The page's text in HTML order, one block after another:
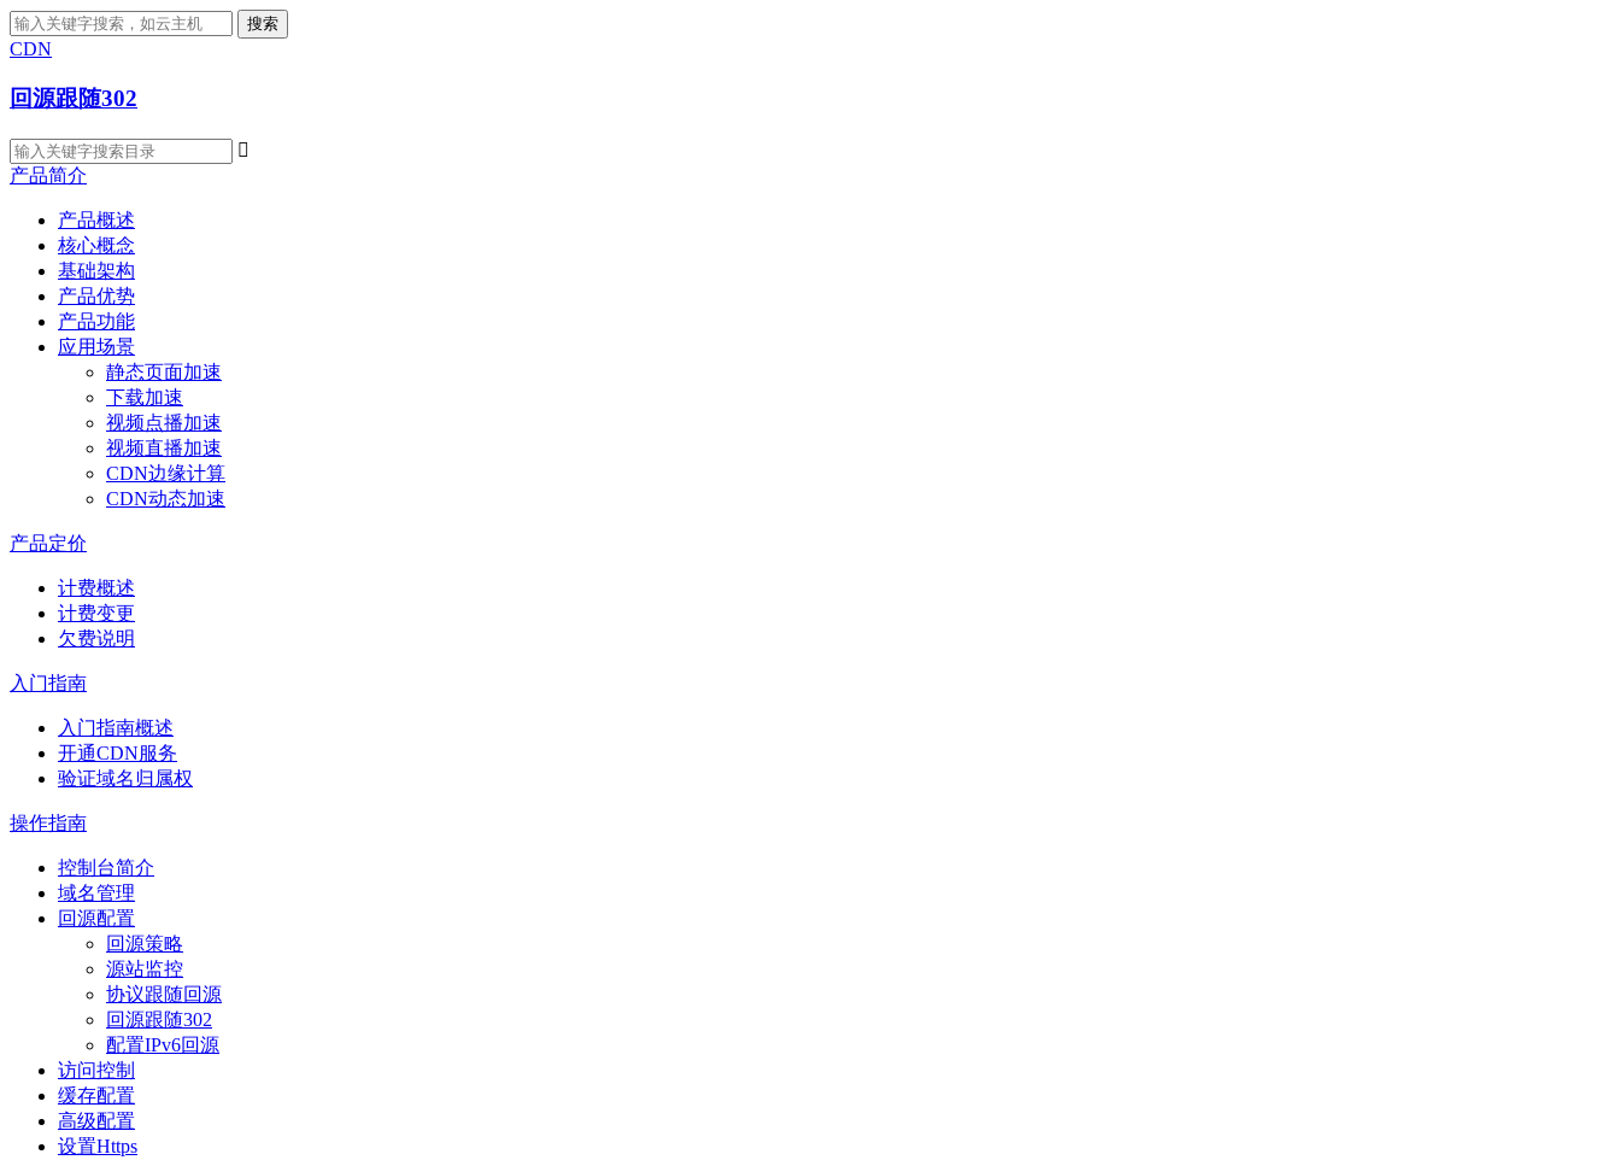
搜索
CDN
回源跟随302

产品简介
产品概述
核心概念
基础架构
产品优势
产品功能
应用场景
静态页面加速
下载加速
视频点播加速
视频直播加速
CDN边缘计算
CDN动态加速
产品定价
计费概述
计费变更
欠费说明
入门指南
入门指南概述
开通CDN服务
验证域名归属权
操作指南
控制台简介
域名管理
回源配置
回源策略
源站监控
协议跟随回源
回源跟随302
配置IPv6回源
访问控制
缓存配置
高级配置
设置Https